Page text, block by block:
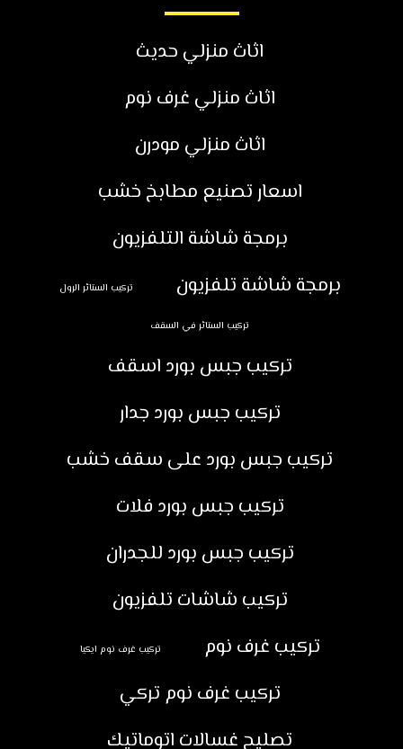
اثاث منزلي حديث
اثاث منزلي غرف نوم
اثاث منزلي مودرن
اسعار تصنيع مطابخ خشب
برمجة شاشة التلفزيون
برمجة شاشة تلفزيون
تركيب الستائر الرول
تركيب الستائر في السقف
تركيب جبس بورد اسقف
تركيب جبس بورد جدار
تركيب جبس بورد على سقف خشب
تركيب جبس بورد فلات
تركيب جبس بورد للجدران
تركيب شاشات تلفزيون
تركيب غرف نوم
تركيب غرف نوم ايكيا
تركيب غرف نوم تركي
تصليح غسالات اتوماتيك